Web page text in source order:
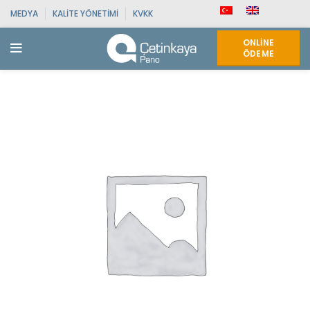
MEDYA KALITE YÖNETIMI KVKK
ONLINE
ÖDEME